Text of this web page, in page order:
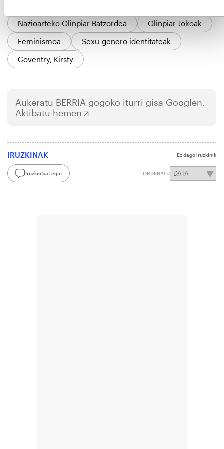
Nazioarteko Olinpiar Batzordea
Olinpiar Jokoak
Feminismoa
Sexu-genero identitateak
Coventry, Kirsty
Aukeratu BERRIA gogoko iturri gisa Googlen.
Aktibatu hemen
IRUZKINAK Ez dago iruzkinik
Iruzkin bat egin ORDENATU